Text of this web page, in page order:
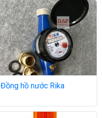
Đồng hồ nước Rika